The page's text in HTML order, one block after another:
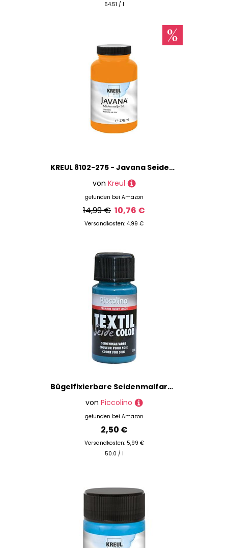
54.51 / l
KREUL 8102-275 - Javana Seidenmalfarbe 275 ml, orange, hochpigmentierte und brillante Farbe auf Wasserbasis, mit fließend flüssigem Charakter, dringt tief in die Fasern ein
von Kreul
gefunden bei Amazon
14,99 € 10,76 €
Versandkosten: 4,99 €
Bügelfixierbare Seidenmalfarbe Türkis 50ml - Seidenfarbe Piccolino zum Malen - hochwertige Textilfarbe für Seide
von Piccolino
gefunden bei Amazon
2,50 €
Versandkosten: 5,99 €
50.0 / l